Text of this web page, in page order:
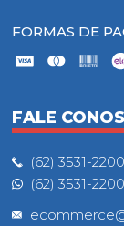
FORMAS DE
FALE
(62) 3531-2200
(62) 3531-2200